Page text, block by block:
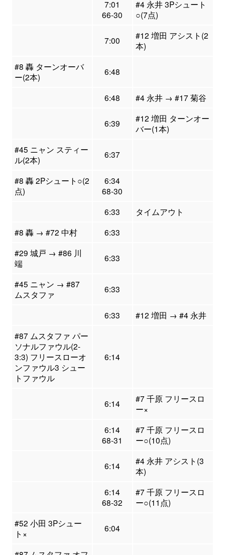
7:01
66-30
#4 永井 3Pシュート
○(7点)
7:00
#12 増田 アシスト(2
本)
#8 轟 ターンオーバ
ー(2本)
6:48
6:48 #4 永井 → #17 菊谷
6:39
#12 増田 ターンオー
バー(1本)
#45 ニャン スティー
ル(2本)
6:37
#8 轟 2Pシュート○(2
点)
6:34
68-30
6:33
タイムアウト
#8 轟 → #72 中村
6:33
#29 城戸 → #86 川
端
6:33
#45 ニャン → #87
ムスタファ
6:33
6:33
#12 増田 → #4 永井
#87 ムスタファ パー
ソナルファウル(2-
3:3) フリースローオ
ンファウル3 シュー
トファウル
6:14
6:14
#7 千原 フリースロ
ー×
6:14
68-31
#7 千原 フリースロ
ー○(10点)
6:14
#4 永井 アシスト(3
本)
6:14
68-32
#7 千原 フリースロ
ー○(11点)
#52 小田 3Pシュー
ト×
6:04